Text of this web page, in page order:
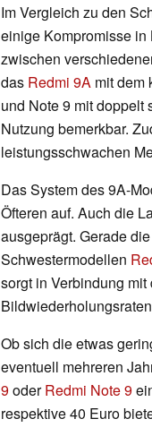
Im Vergleich zu den
einige Kompromisse
zwischen
das Redmi 9A mit dem
und Note 9 mit doppelt
Nutzung bemerkbar.
leistungsschwachen
Das System des 9A-
Öfteren auf. Auch die
ausgeprägt. Gerade
Schwestermodellen
sorgt in Verbindung
Ob sich die etwas
eventuell mehreren
9oderRedmi Note 9
respektive 40 Euro